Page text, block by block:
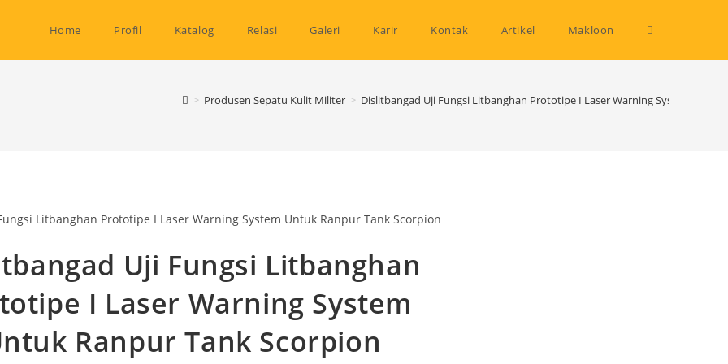
Home Profil Katalog Relasi Galeri Karir Kontak Artikel Makloon Toggle
> Produsen Sepatu Kulit Militer > Dislitbangad Uji Fungsi Litbanghan Prototipe I Laser Warning System Untuk
Uji Fungsi Litbanghan
I Laser Warning System
Ranpur Tank Scorpion